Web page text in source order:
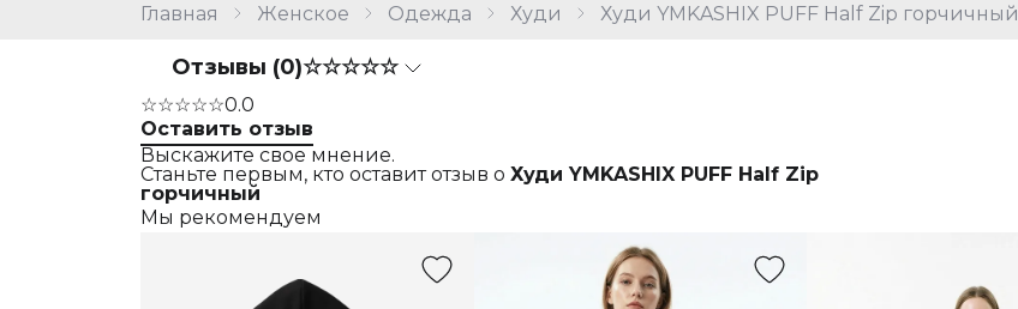
Главная Женское Одежда Худи Худи YMKASHIX PUFF Half Zip горчичный
Отзывы (0)☆☆☆☆☆
☆☆☆☆☆0.0
Оставить отзыв
Выскажите свое мнение.
Станьте первым, кто оставит отзыв о Худи YMKASHIX PUFF Half Zip
горчичный
Мы рекомендуем